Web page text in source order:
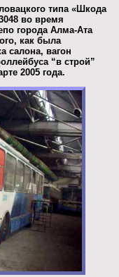
типа «Шкода
во время
города Алма-Ата
как была
салона, вагон
“в строй”
2005 года.